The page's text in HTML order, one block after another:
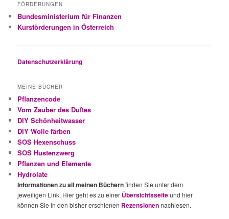
FÖRDERUNGEN
Bundesministerium für Finanzen
Kursförderungen in Österreich
Datenschutzerklärung
MEINE BÜCHER
Pflanzencode
Vom Zauber des Duftes
DIY Schönheitwasser
DIY Wolle färben
SOS Hexenschuss
SOS Hustenzwerg
Pflanzen und Elemente
Hydrolate
Informationen zu all meinen Büchernfinden Sie unter dem
jeweiligen Link. Hier geht es zu einer Übersichtsseiteund hier
können Sie in den bisher erschienen Rezensionennachlesen.